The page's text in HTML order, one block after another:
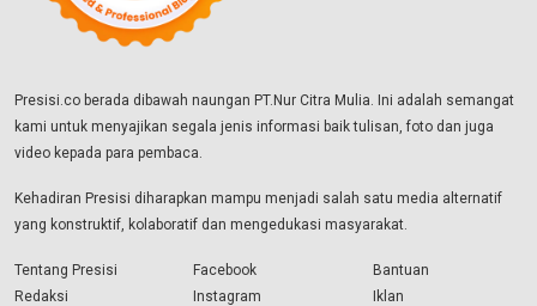
Presisi.co berada dibawah naungan PT.Nur Citra Mulia. Ini adalah semangat
kami untuk menyajikan segala jenis informasi baik tulisan, foto dan juga
video kepada para pembaca.
Kehadiran Presisi diharapkan mampu menjadi salah satu media alternatif
yang konstruktif, kolaboratif dan mengedukasi masyarakat.
Tentang Presisi
Redaksi
Facebook
Instagram
Bantuan
Iklan